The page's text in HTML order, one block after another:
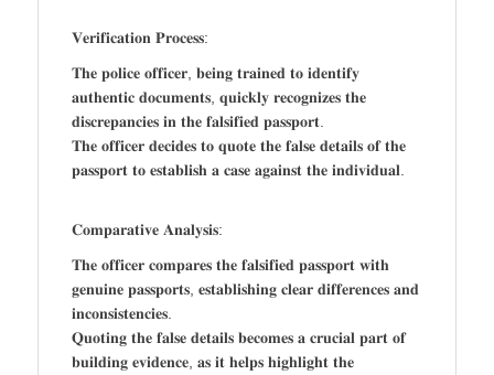
𝐕𝐞𝐫𝐢𝐟𝐢𝐜𝐚𝐭𝐢𝐨𝐧 𝐏𝐫𝐨𝐜𝐞𝐬𝐬:
𝐓𝐡𝐞 𝐩𝐨𝐥𝐢𝐜𝐞 𝐨𝐟𝐟𝐢𝐜𝐞𝐫, 𝐛𝐞𝐢𝐧𝐠 𝐭𝐫𝐚𝐢𝐧𝐞𝐝 𝐭𝐨 𝐢𝐝𝐞𝐧𝐭𝐢𝐟𝐲
𝐚𝐮𝐭𝐡𝐞𝐧𝐭𝐢𝐜 𝐝𝐨𝐜𝐮𝐦𝐞𝐧𝐭𝐬, 𝐪𝐮𝐢𝐜𝐤𝐥𝐲 𝐫𝐞𝐜𝐨𝐠𝐧𝐢𝐳𝐞𝐬 𝐭𝐡𝐞
𝐝𝐢𝐬𝐜𝐫𝐞𝐩𝐚𝐧𝐜𝐢𝐞𝐬 𝐢𝐧 𝐭𝐡𝐞 𝐟𝐚𝐥𝐬𝐢𝐟𝐢𝐞𝐝 𝐩𝐚𝐬𝐬𝐩𝐨𝐫𝐭.
𝐓𝐡𝐞 𝐨𝐟𝐟𝐢𝐜𝐞𝐫 𝐝𝐞𝐜𝐢𝐝𝐞𝐬 𝐭𝐨 𝐪𝐮𝐨𝐭𝐞 𝐭𝐡𝐞 𝐟𝐚𝐥𝐬𝐞 𝐝𝐞𝐭𝐚𝐢𝐥𝐬 𝐨𝐟 𝐭𝐡𝐞
𝐩𝐚𝐬𝐬𝐩𝐨𝐫𝐭 𝐭𝐨 𝐞𝐬𝐭𝐚𝐛𝐥𝐢𝐬𝐡 𝐚 𝐜𝐚𝐬𝐞 𝐚𝐠𝐚𝐢𝐧𝐬𝐭 𝐭𝐡𝐞 𝐢𝐧𝐝𝐢𝐯𝐢𝐝𝐮𝐚𝐥.
𝐂𝐨𝐦𝐩𝐚𝐫𝐚𝐭𝐢𝐯𝐞 𝐀𝐧𝐚𝐥𝐲𝐬𝐢𝐬:
𝐓𝐡𝐞 𝐨𝐟𝐟𝐢𝐜𝐞𝐫 𝐜𝐨𝐦𝐩𝐚𝐫𝐞𝐬 𝐭𝐡𝐞 𝐟𝐚𝐥𝐬𝐢𝐟𝐢𝐞𝐝 𝐩𝐚𝐬𝐬𝐩𝐨𝐫𝐭 𝐰𝐢𝐭𝐡
𝐠𝐞𝐧𝐮𝐢𝐧𝐞 𝐩𝐚𝐬𝐬𝐩𝐨𝐫𝐭𝐬, 𝐞𝐬𝐭𝐚𝐛𝐥𝐢𝐬𝐡𝐢𝐧𝐠 𝐜𝐥𝐞𝐚𝐫 𝐝𝐢𝐟𝐟𝐞𝐫𝐞𝐧𝐜𝐞𝐬 𝐚𝐧𝐝
𝐢𝐧𝐜𝐨𝐧𝐬𝐢𝐬𝐭𝐞𝐧𝐜𝐢𝐞𝐬.
𝐐𝐮𝐨𝐭𝐢𝐧𝐠 𝐭𝐡𝐞 𝐟𝐚𝐥𝐬𝐞 𝐝𝐞𝐭𝐚𝐢𝐥𝐬 𝐛𝐞𝐜𝐨𝐦𝐞𝐬 𝐚 𝐜𝐫𝐮𝐜𝐢𝐚𝐥 𝐩𝐚𝐫𝐭 𝐨𝐟
𝐛𝐮𝐢𝐥𝐝𝐢𝐧𝐠 𝐞𝐯𝐢𝐝𝐞𝐧𝐜𝐞, 𝐚𝐬 𝐢𝐭 𝐡𝐞𝐥𝐩𝐬 𝐡𝐢𝐠𝐡𝐥𝐢𝐠𝐡𝐭 𝐭𝐡𝐞